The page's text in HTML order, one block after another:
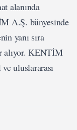
alanında
A.Ş. bünyesinde
yanı sıra
alıyor. KENTİM
uluslararası